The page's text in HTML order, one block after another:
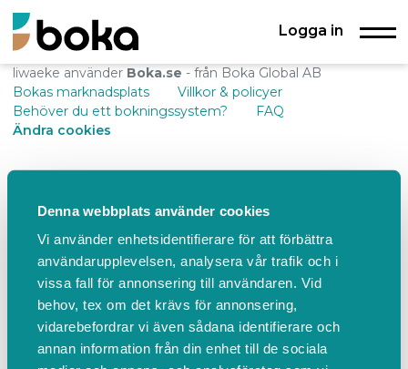
Denna webbplats använder cookies
Vi använder enhetsidentifierare för att förbättra
användarupplevelsen, analysera vår trafik och i
vissa fall för annonsering till användaren. Vid
behov, tex om det krävs för annonsering,
vidarebefordrar vi även sådana identifierare och
annan information från din enhet till de sociala
Logga in
liwaeke använder Boka.se - från Boka Global AB
Bokas marknadsplats
Villkor & policyer
Behöver du ett bokningssystem?
FAQ
Ändra cookies